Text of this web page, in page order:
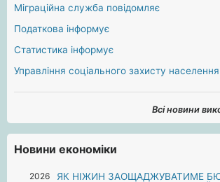
Міграційна служба повідомляє
Податкова інформує
Статистика інформує
Управління соціального захисту
Всі новини
Новини економіки
2026
ЯК НІЖИН ЗАОЩАДЖУВАТИМЕ